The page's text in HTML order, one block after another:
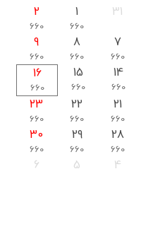
31
1
660
2
660
7
660
8
660
9
660
14
660
15
660
16
660
21
660
22
660
23
660
28
660
29
660
30
660
4
5
6